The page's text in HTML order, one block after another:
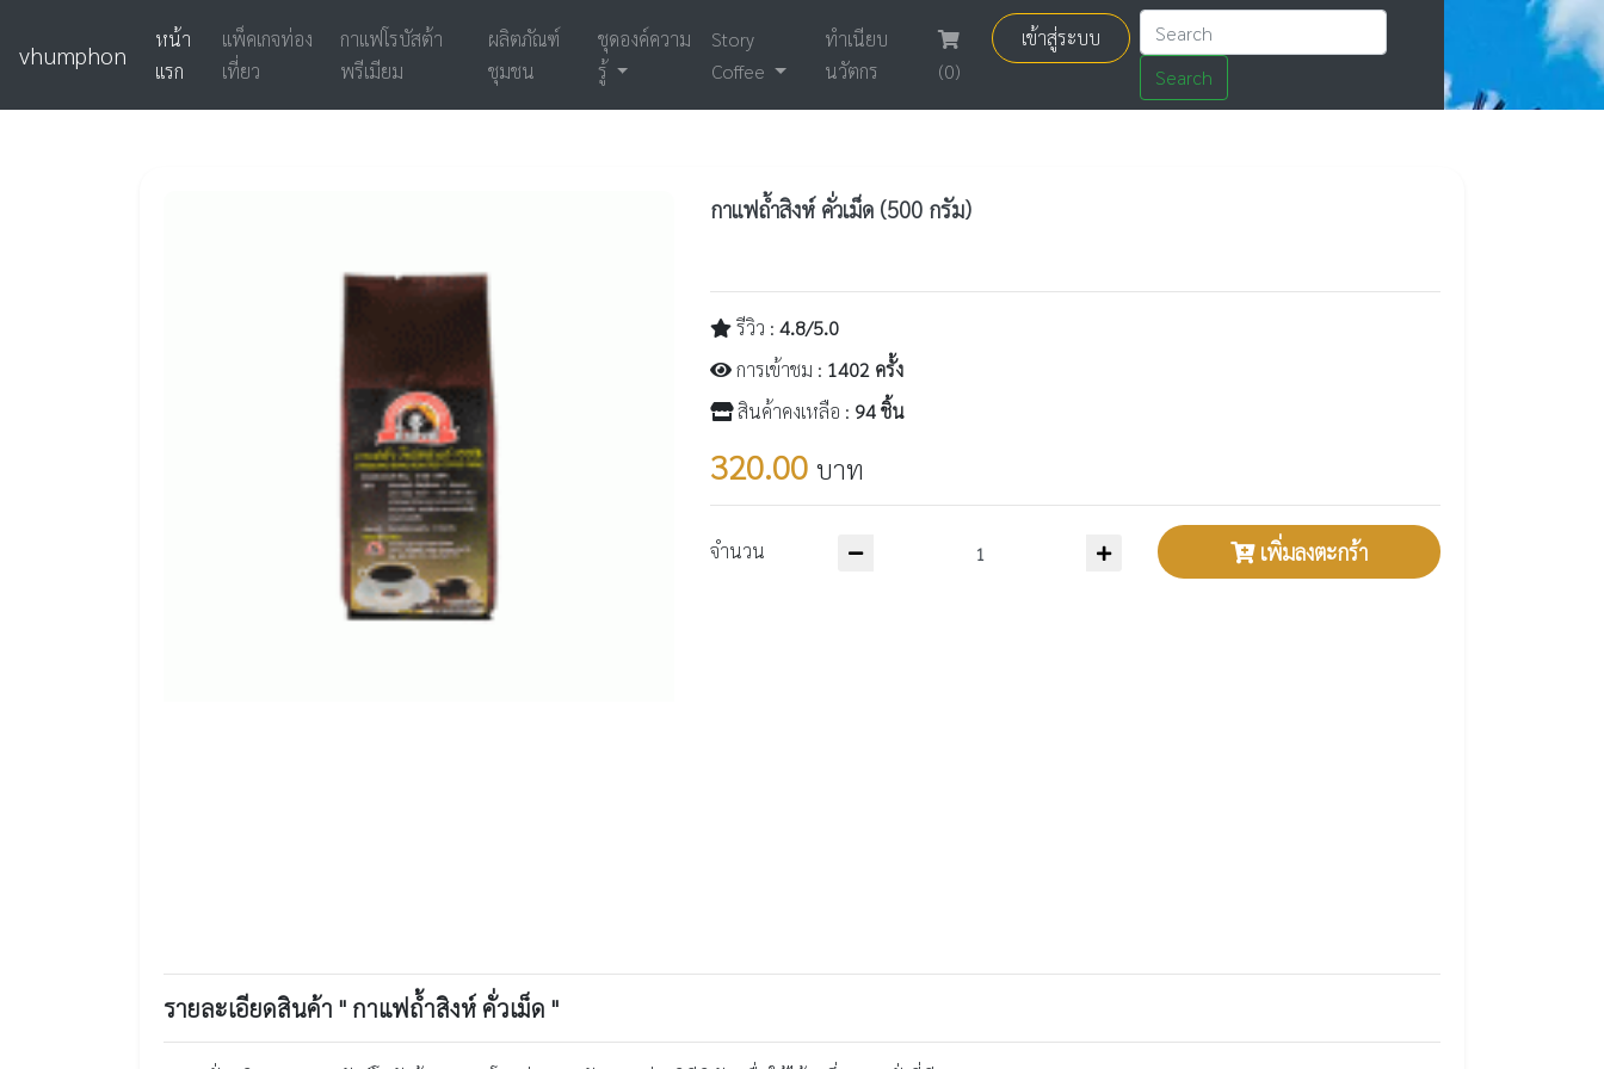
vhumphon
หน้า
แรก
แพ็คเกจท่อง
เที่ยว
กาแฟโรบัสต้า
พรีเมียม
ผลิตภัณฑ์
ชุมชน
ชุดองค์ความ
รู้
Story
Coffee
ทำเนียบ
นวัตกร
(0)
เข้าสู่ระบบ
Search
กาแฟถ้ำสิงห์ คั่วเม็ด (500 กรัม)
รีวิว :4.8/5.0
การเข้าชม : 1402 ครั้ง
สินค้าคงเหลือ : 94 ชิ้น
320.00 บาท
จำนวน เพิ่มลงตะกร้า
รายละเอียดสินค้า " กาแฟถ้ำสิงห์ คั่วเม็ด "